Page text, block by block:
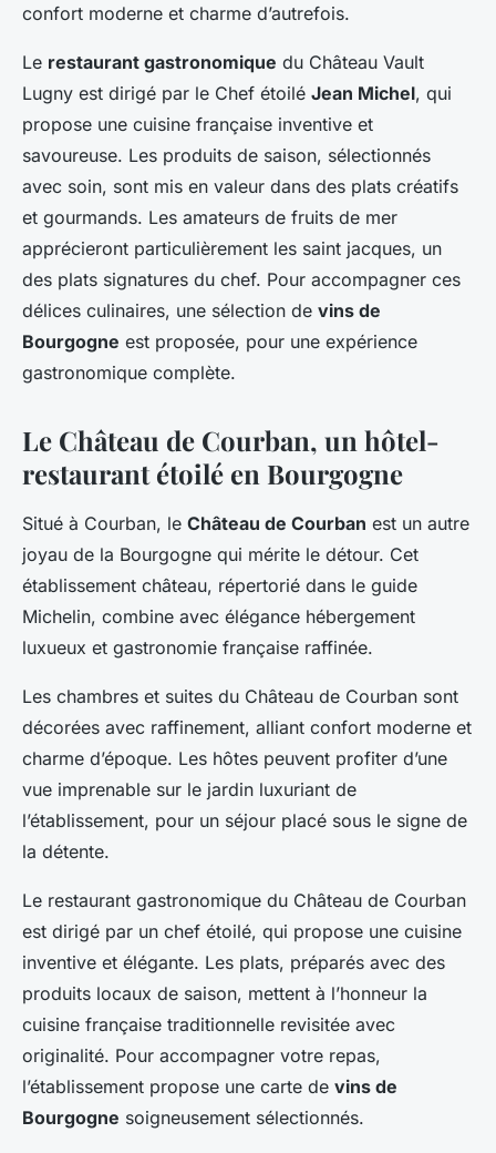
confort moderne et charme d’autrefois.
Le restaurant gastronomique du Château Vault
Lugny est dirigé par le Chef étoilé Jean Michel, qui
propose une cuisine française inventive et
savoureuse. Les produits de saison, sélectionnés
avec soin, sont mis en valeur dans des plats créatifs
et gourmands. Les amateurs de fruits de mer
apprécieront particulièrement les saint jacques, un
des plats signatures du chef. Pour accompagner ces
délices culinaires, une sélection de vins de
Bourgogne est proposée, pour une expérience
gastronomique complète.
Le Château de Courban, un hôtel-
restaurant étoilé en Bourgogne
Situé à Courban, le Château de Courban est un autre
joyau de la Bourgogne qui mérite le détour. Cet
établissement château, répertorié dans le guide
Michelin, combine avec élégance hébergement
luxueux et gastronomie française raffinée.
Les chambres et suites du Château de Courban sont
décorées avec raffinement, alliant confort moderne et
charme d’époque. Les hôtes peuvent profiter d’une
vue imprenable sur le jardin luxuriant de
l’établissement, pour un séjour placé sous le signe de
la détente.
Le restaurant gastronomique du Château de Courban
est dirigé par un chef étoilé, qui propose une cuisine
inventive et élégante. Les plats, préparés avec des
produits locaux de saison, mettent à l’honneur la
cuisine française traditionnelle revisitée avec
originalité. Pour accompagner votre repas,
l’établissement propose une carte de vins de
Bourgogne soigneusement sélectionnés.